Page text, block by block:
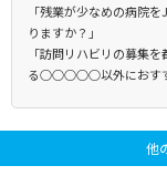
「残業が少なめの病院
りますか？」
「訪問リハビリの募集
る○○○○○以外におすす
他